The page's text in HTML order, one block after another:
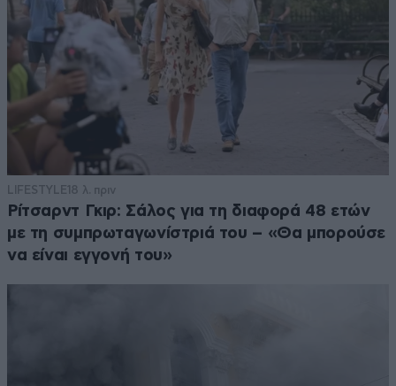
LIFESTYLE18 λ. πριν
Ρίτσαρντ Γκιρ: Σάλος για τη διαφορά 48 ετών
με τη συμπρωταγωνίστριά του – «Θα μπορούσε
να είναι εγγονή του»